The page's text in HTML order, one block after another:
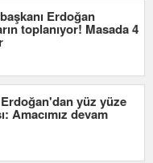
Erdoğan
toplanıyor! Masada 4
yüz yüze
Amacımız devam